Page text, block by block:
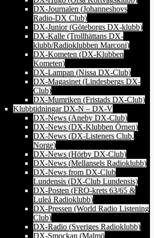
DX-Journalen (Johanneshovs
Radio-DX Club)
DX-Junior (Göteborgs DX-klubb)
DX-Kalle (Trollhättans DX-
klubb/Radioklubben Marconi)
DX-Kometen (DX-Klubben
Kometen)
DX-Lampan (Nissa DX-Club)
DX-Magasinet (Lindesbergs DX-
Club)
DX-Mumriken (Fristads DX-Club)
Klubbtidningar DX-N – DX-V
DX-News (Aneby DX-Club)
DX-News (DX-Klubben Örnen)
DX-News (DX-Listeners Club,
Norge)
DX-News (Hörby DX-Club)
DX-News (Mellansels Radioklubb)
DX-News from DX-Club
Lundensis (DX-Club Lundensis)
DX-Posten (FRO-krets 63/65 &
Luleå Radioklubb)
DX-Pressen (World Radio Listening
Club)
DX-Radio (Sveriges Radioklubb)
DX-Smockan (Malmö